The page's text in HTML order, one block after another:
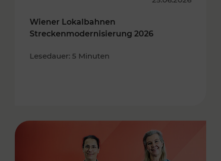
Wiener Lokalbahnen
Streckenmodernisierung 2026
Lesedauer: 5 Minuten